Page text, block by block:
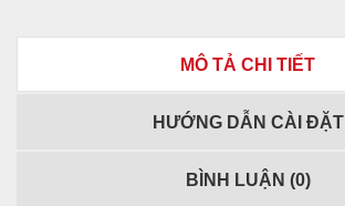
MÔ TẢ CHI TIẾT
HƯỚNG DẪN CÀI ĐẶT
BÌNH LUẬN (0)